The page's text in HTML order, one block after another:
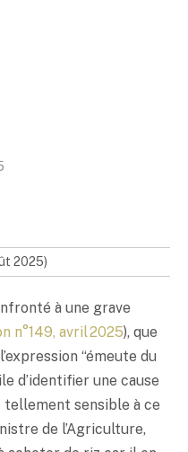
2025)
à une grave
n°149, avril 2025), que
“émeute du
d’identifier une cause
tellement sensible à ce
de l’Agriculture,